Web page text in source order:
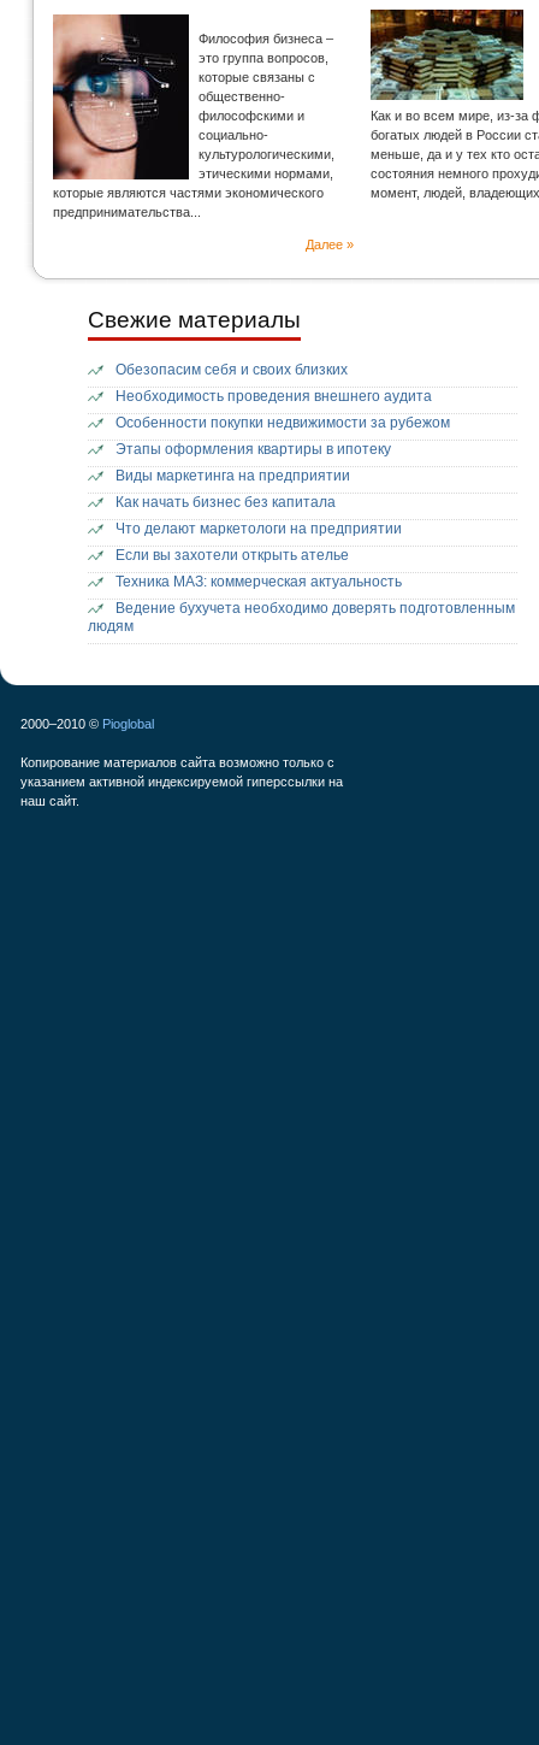
Философия бизнеса –
это группа вопросов,
которые связаны с
общественно-
философскими и
социально-
культурологическими,
этическими нормами,
которые являются частями экономического
предпринимательства...
Далее »
Как и во всем мире, из-за
богатых людей в России
меньше, да и у тех кто
состояния немного
момент, людей, владеющих
Свежие материалы
Обезопасим себя и своих близких
Необходимость проведения внешнего аудита
Особенности покупки недвижимости за рубежом
Этапы оформления квартиры в ипотеку
Виды маркетинга на предприятии
Как начать бизнес без капитала
Что делают маркетологи на предприятии
Если вы захотели открыть ателье
Техника МАЗ: коммерческая актуальность
Ведение бухучета необходимо доверять подготовленным
людям
2000–2010 © Pioglobal
Копирование материалов сайта возможно только с
указанием активной индексируемой гиперссылки на
наш сайт.